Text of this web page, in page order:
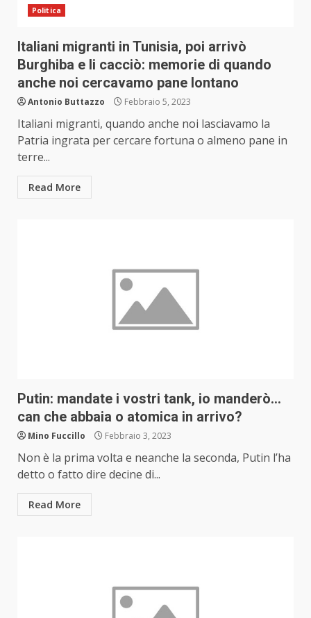
Politica
Italiani migranti in Tunisia, poi arrivò
Burghiba e li cacciò: memorie di quando
anche noi cercavamo pane lontano
Antonio Buttazzo Febbraio 5, 2023
Italiani migranti, quando anche noi lasciavamo la
Patria ingrata per cercare fortuna o almeno pane in
terre...
Read More
Putin: mandate i vostri tank, io manderò…
can che abbaia o atomica in arrivo?
Mino Fuccillo Febbraio 3, 2023
Non è la prima volta e neanche la seconda, Putin l’ha
detto o fatto dire decine di...
Read More